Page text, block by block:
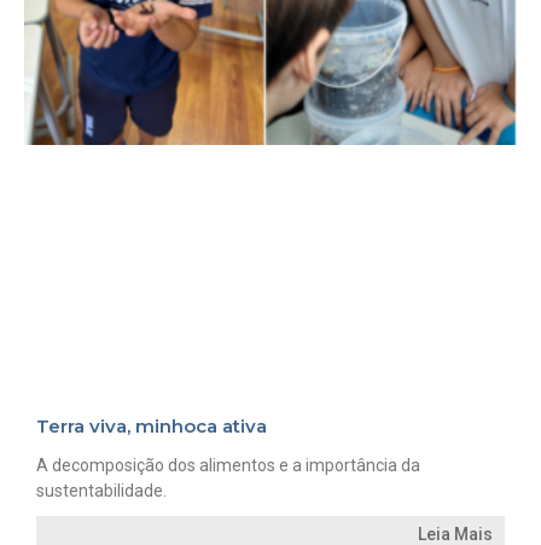
Terra viva, minhoca ativa
A decomposição dos alimentos e a importância da
sustentabilidade.
Leia Mais